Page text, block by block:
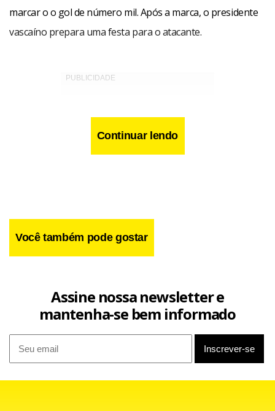
marcar o o gol de número mil. Após a marca, o presidente
vascaíno prepara uma festa para o atacante.
"Eu espero que o milésimo gol saia no Maracanã. Ele me
fez um pedido e eu aceitei. Mas é preciso que a torcida do
Vasco vá ao Maracanã. Ele não encerrará a carreira após o
gol. Ficará até o fim do Campeonato Carioca ou da Copa do
Brasil. Para comemorar o milésimo gol haverá uma grande
Continuar lendo
Você também pode gostar
Assine nossa newsletter e
mantenha-se bem informado